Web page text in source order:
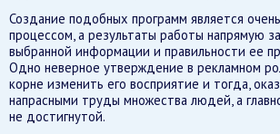
Создание подобных программ является
процессом, а результаты работы напрямую
выбранной информации и правильности ее
Одно неверное утверждение в рекламном
корне изменить его восприятие и тогда,
напрасными труды множества людей, а
не достигнутой.